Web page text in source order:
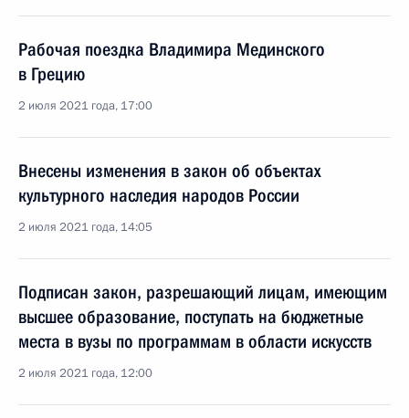
Рабочая поездка Владимира Мединского
в Грецию
2 июля 2021 года, 17:00
Внесены изменения в закон об объектах
культурного наследия народов России
2 июля 2021 года, 14:05
Подписан закон, разрешающий лицам, имеющим
высшее образование, поступать на бюджетные
места в вузы по программам в области искусств
2 июля 2021 года, 12:00